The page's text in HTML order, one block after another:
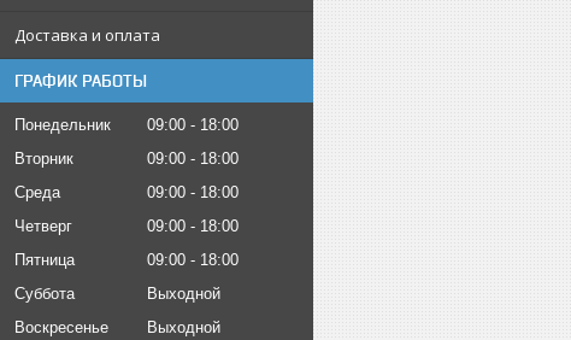
Доставка и оплата
ГРАФИК РАБОТЫ
Понедельник 09:00
18:00
Вторник
09:00
18:00
Среда
09:00
18:00
Четверг
09:00
18:00
Пятница
09:00
18:00
Суббота
Выходной
Воскресенье
Выходной